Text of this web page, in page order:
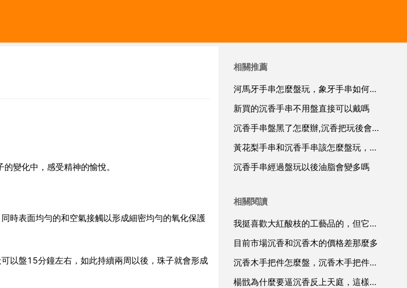
變化中，感受精神的愉悅。
時表面均勻的和空氣接觸以形成細密均勻的氧化保護
以盤15分鐘左右，如此持續兩周以後，珠子就會形成
相關推薦
河馬牙手串怎麼盤玩，象牙手串如何盤玩
新買的沉香手串不用盤直接可以戴嗎
沉香手串盤黑了怎麼辦,沉香把玩後會變黑嗎？
黃花梨手串和沉香手串該怎麼盤玩，黃花梨手串怎麼盤
沉香手串經過盤玩以後油脂會變多嗎
相關閱讀
我挺喜歡大紅酸枝的工藝品的，但它沒有海黃 沉香那麼高的價值
目前市場沉香和沉香木的價格差那麼多
沉香木手把件怎麼盤，沉香木手把件把玩，為什麼要帶手套玩沉香
楊戩為什麼要逼沉香反上天庭，這樣他不心疼嗎？,為什麼不和沉香